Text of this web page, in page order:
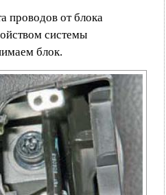
проводов от блока
системы
блок.